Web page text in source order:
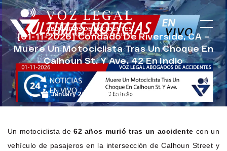
[01-11-2026] Condado De Riverside, CA –
Muere Un Motociclista Tras Un Choque En
Calhoun St. Y Ave. 42 En Indio
January 23, 2026 Noticias de Accidentes
Un motociclista de62 años murió tras un accidente con un
vehículo de pasajeros en la intersección de Calhoun Street y